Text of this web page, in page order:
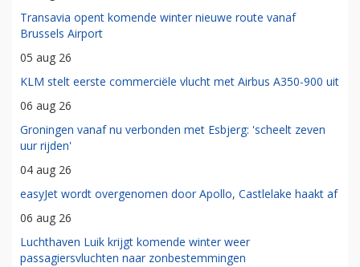
Transavia opent komende winter nieuwe route vanaf
Brussels Airport
05 aug 26
KLM stelt eerste commerciële vlucht met Airbus A350-900 uit
06 aug 26
Groningen vanaf nu verbonden met Esbjerg: 'scheelt zeven
uur rijden'
04 aug 26
easyJet wordt overgenomen door Apollo, Castlelake haakt af
06 aug 26
Luchthaven Luik krijgt komende winter weer
passagiersvluchten naar zonbestemmingen